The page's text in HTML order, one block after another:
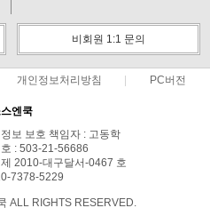
비회원 1:1 문의
개인정보처리방침 PC버전
엔쿡
보 보호 책임자 : 고동학
: 503-21-56686
2010-대구달서-0467 호
7378-5229
ALL RIGHTS RESERVED.